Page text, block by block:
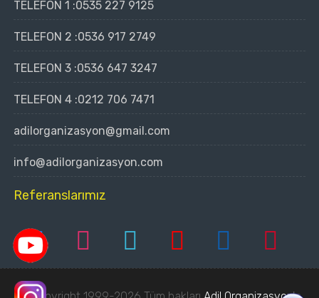
TELEFON 1 :0535 227 9125
TELEFON 2 :0536 917 2749
TELEFON 3 :0536 647 3247
TELEFON 4 :0212 706 7471
adilorganizasyon@gmail.com
info@adilorganizasyon.com
Referanslarımız